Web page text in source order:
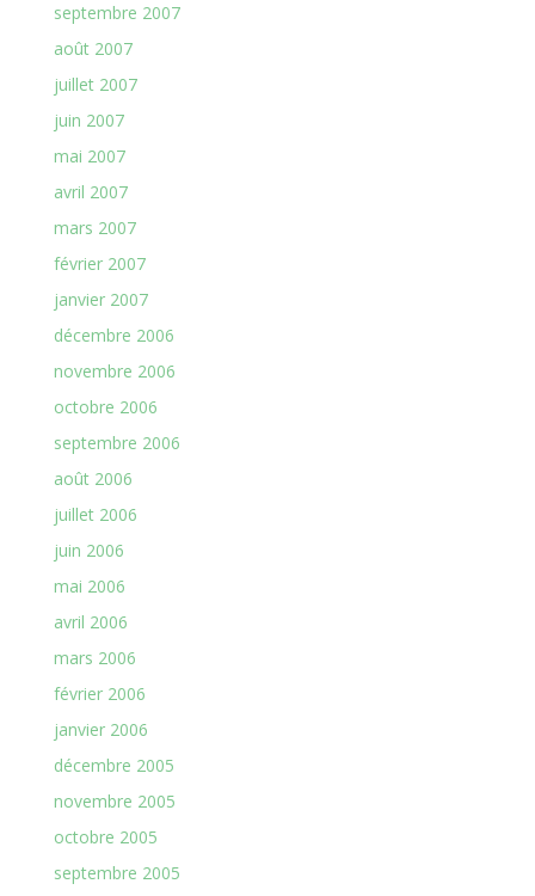
septembre 2007
août 2007
juillet 2007
juin 2007
mai 2007
avril 2007
mars 2007
février 2007
janvier 2007
décembre 2006
novembre 2006
octobre 2006
septembre 2006
août 2006
juillet 2006
juin 2006
mai 2006
avril 2006
mars 2006
février 2006
janvier 2006
décembre 2005
novembre 2005
octobre 2005
septembre 2005